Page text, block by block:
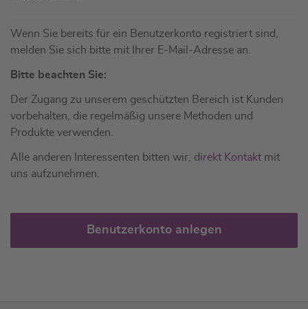
Wenn Sie bereits für ein Benutzerkonto registriert sind,
melden Sie sich bitte mit Ihrer E-Mail-Adresse an.
Bitte beachten Sie:
Der Zugang zu unserem geschützten Bereich ist Kunden
vorbehalten, die regelmäßig unsere Methoden und
Produkte verwenden.
Alle anderen Interessenten bitten wir, direkt Kontakt mit
uns aufzunehmen.
Benutzerkonto anlegen